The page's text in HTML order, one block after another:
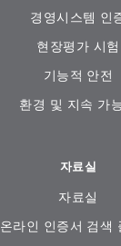
경영시스템 인
현장평가 시험
기능적 안전
환경 및 지속 가
자료실
자료실
온라인 인증서 검색